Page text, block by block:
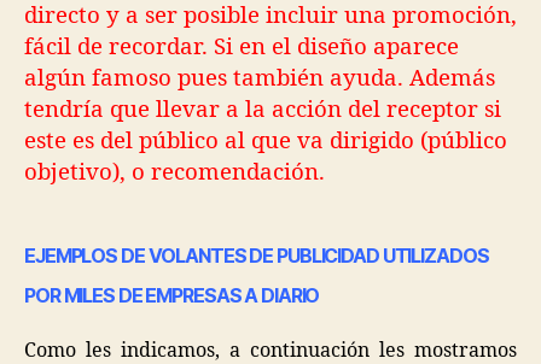
directo y a ser posible incluir una promoción,
fácil de recordar. Si en el diseño aparece
algún famoso pues también ayuda. Además
tendría que llevar a la acción del receptor si
este es del público al que va dirigido (público
objetivo), o recomendación.
EJEMPLOS DE VOLANTES DE PUBLICIDAD UTILIZADOS
POR MILES DE EMPRESAS A DIARIO
Como les indicamos, a continuación les mostramos